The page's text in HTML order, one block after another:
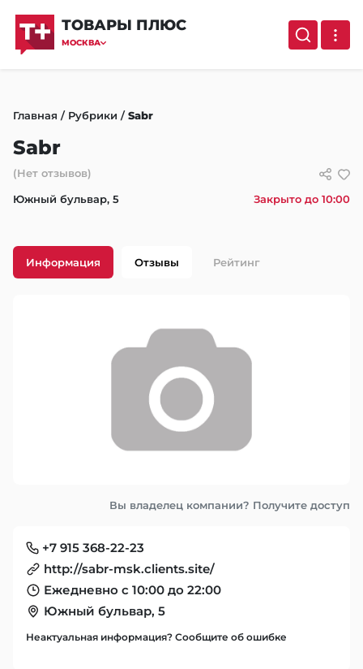
ТОВАРЫ ПЛЮС
МОСКВА
Главная / Рубрики /Sabr
Sabr
(Нет отзывов)
Южный бульвар, 5
Закрыто до 10:00
Информация Отзывы Рейтинг
Вы владелец компании? Получите доступ
+7 915 368-22-23
http://sabr-msk.clients.site/
Ежедневно с 10:00 до 22:00
Южный бульвар, 5
Неактуальная информация? Сообщите об ошибке